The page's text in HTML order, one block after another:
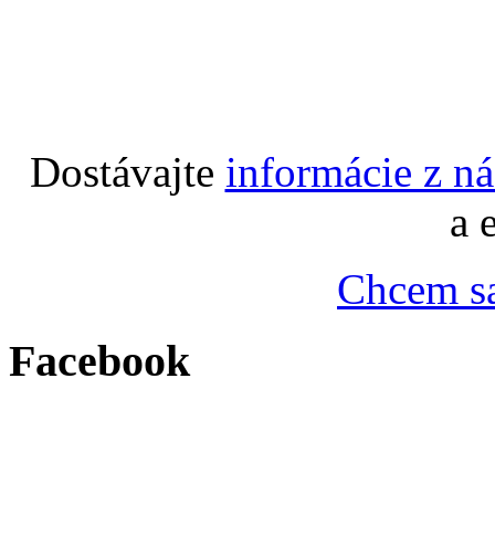
Dostávajte informácie z
a
Chcem
Facebook